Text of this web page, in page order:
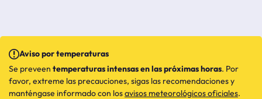
Aviso por temperaturas
Se preveen temperaturas intensas en las próximas horas. Por
favor, extreme las precauciones, sigas las recomendaciones y
manténgase informado con losavisos meteorológicos oficiales.